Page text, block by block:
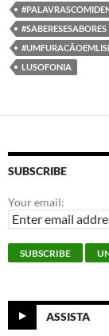
#SABERESESABORES
LUSOFONIA
SUBSCRIBE
Your email:
ASSISTA